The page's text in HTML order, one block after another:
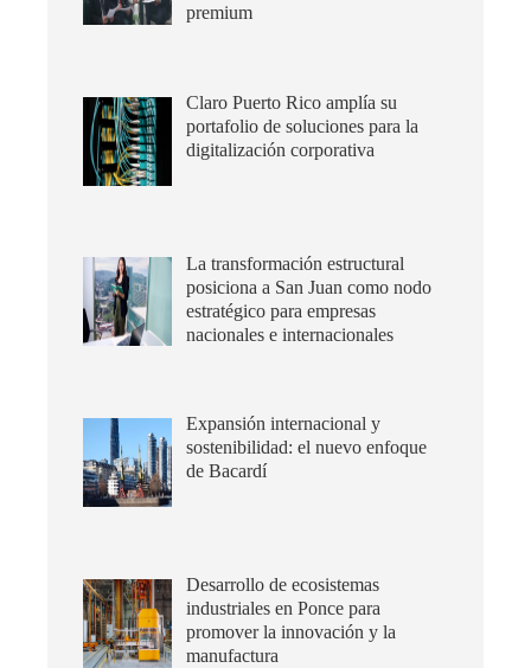
premium
Claro Puerto Rico amplía su
portafolio de soluciones para la
digitalización corporativa
La transformación estructural
posiciona a San Juan como nodo
estratégico para empresas
nacionales e internacionales
Expansión internacional y
sostenibilidad: el nuevo enfoque
de Bacardí
Desarrollo de ecosistemas
industriales en Ponce para
promover la innovación y la
manufactura